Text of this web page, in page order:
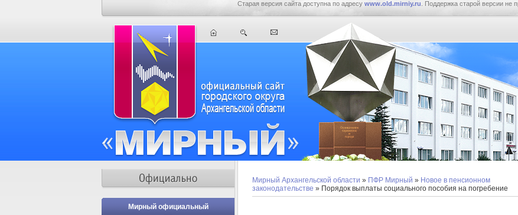
Старая версия сайта доступна по адресу www.old.mirniy.ru . Поддержка старой версии не
Мирный официальный
Мирный Архангельской области » ПФР Мирный » Новое в пенсионном
законодательстве » Порядок выплаты социального пособия на погребение